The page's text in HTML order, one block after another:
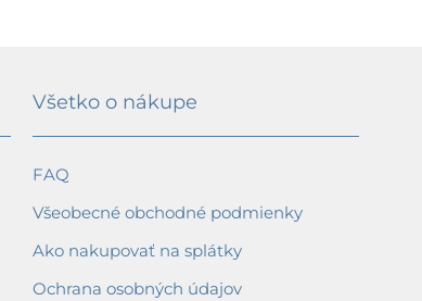
Všetko o nákupe
FAQ
Všeobecné obchodné podmienky
Ako nakupovať na splátky
Ochrana osobných údajov